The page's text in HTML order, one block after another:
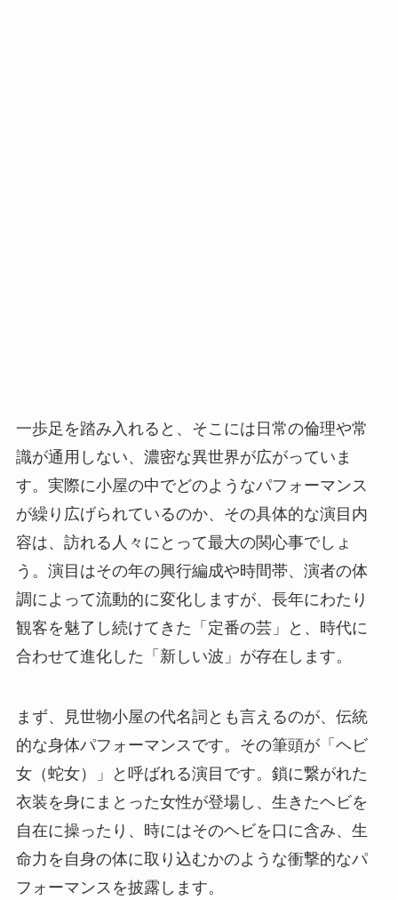
一歩足を踏み入れると、そこには日常の倫理や常
識が通用しない、濃密な異世界が広がっていま
す。実際に小屋の中でどのようなパフォーマンス
が繰り広げられているのか、その具体的な演目内
容は、訪れる人々にとって最大の関心事でしょ
う。演目はその年の興行編成や時間帯、演者の体
調によって流動的に変化しますが、長年にわたり
観客を魅了し続けてきた「定番の芸」と、時代に
合わせて進化した「新しい波」が存在します。
まず、見世物小屋の代名詞とも言えるのが、伝統
的な身体パフォーマンスです。その筆頭が「ヘビ
女（蛇女）」と呼ばれる演目です。鎖に繋がれた
衣装を身にまとった女性が登場し、生きたヘビを
自在に操ったり、時にはそのヘビを口に含み、生
命力を自身の体に取り込むかのような衝撃的なパ
フォーマンスを披露します。